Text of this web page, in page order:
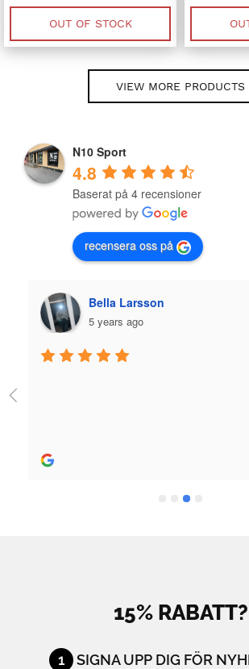
was:
1,999 kr.
is:
999.50 kr.
OUT OF STOCK
VIEW MORE PRODUCTS
N10 Sport
4.8
Baserat på 4 recensioner
recensera oss på
Plazmo
5 years ago
15% RABATT?
1 SIGNA UPP DIG FÖR